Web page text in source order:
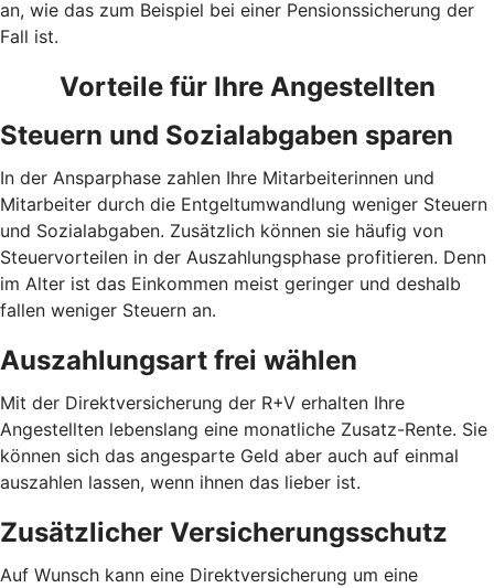
an, wie das zum Beispiel bei einer Pensionssicherung der
Fall ist.
Vorteile für Ihre Angestellten
Steuern und Sozialabgaben sparen
In der Ansparphase zahlen Ihre Mitarbeiterinnen und
Mitarbeiter durch die Entgeltumwandlung weniger Steuern
und Sozialabgaben. Zusätzlich können sie häufig von
Steuervorteilen in der Auszahlungsphase profitieren. Denn
im Alter ist das Einkommen meist geringer und deshalb
fallen weniger Steuern an.
Auszahlungsart frei wählen
Mit der Direktversicherung der R+V erhalten Ihre
Angestellten lebenslang eine monatliche Zusatz-Rente. Sie
können sich das angesparte Geld aber auch auf einmal
auszahlen lassen, wenn ihnen das lieber ist.
Zusätzlicher Versicherungsschutz
Auf Wunsch kann eine Direktversicherung um eine